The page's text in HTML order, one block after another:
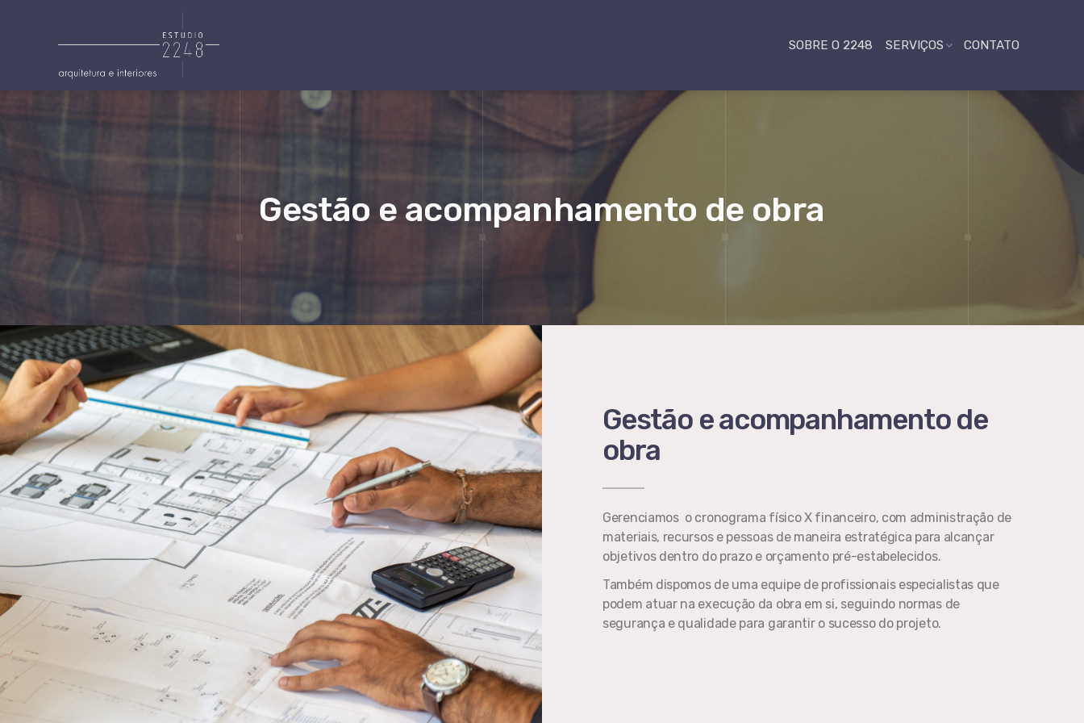
SOBRE O 2248 SERVIÇOS CONTATO
Gestão e acompanhamento de obra
Gestão e acompanhamento de
obra
Gerenciamos o cronograma físico X financeiro, com administração de
materiais, recursos e pessoas de maneira estratégica para alcançar
objetivos dentro do prazo e orçamento pré-estabelecidos.
Também dispomos de uma equipe de profissionais especialistas que
podem atuar na execução da obra em si, seguindo normas de
segurança e qualidade para garantir o sucesso do projeto.